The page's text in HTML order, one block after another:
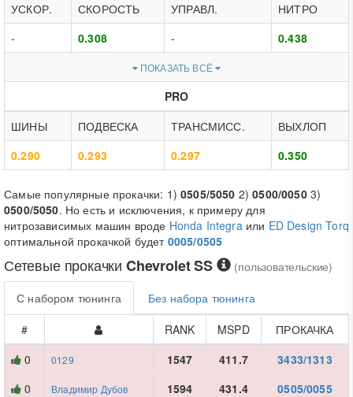
УСКОР.
СКОРОСТЬ УПРАВЛ.
НИТРО
-
0.308 - 0.438
ПОКАЗАТЬ ВСЁ
PRO
ШИНЫ
ПОДВЕСКА ТРАНСМИСС.
ВЫХЛОП
0.290
0.293 0.297 0.350
Самые популярные прокачки: 1)0505/5050 2)0500/00503)
0500/5050. Но есть и исключения, к примеру для
нитрозависимых машин вроде Honda Integraили ED Design Torq
оптимальной прокачкой будет 0005/0505
Сетевые прокачки Chevrolet SS (пользовательские)
С набором тюнинга
Без набора тюнинга
#
RANK MSPD
ПРОКАЧКА
0
0129 1547 411.7
3433/1313
0
Владимир Дубов 1594 431.4
0505/0055